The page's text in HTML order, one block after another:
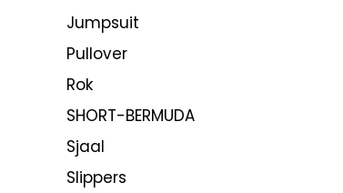
Jumpsuit
Pullover
Rok
SHORT-BERMUDA
Sjaal
Slippers